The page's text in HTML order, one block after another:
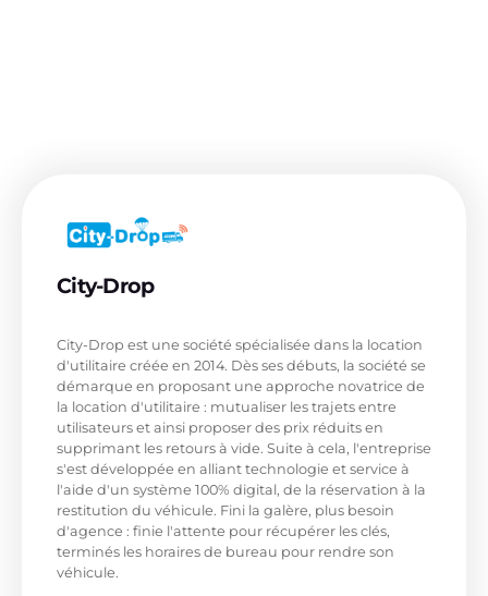
City-Drop
City-Drop est une société spécialisée dans la location
d'utilitaire créée en 2014. Dès ses débuts, la société se
démarque en proposant une approche novatrice de
la location d'utilitaire : mutualiser les trajets entre
utilisateurs et ainsi proposer des prix réduits en
supprimant les retours à vide. Suite à cela, l'entreprise
s'est développée en alliant technologie et service à
l'aide d'un système 100% digital, de la réservation à la
restitution du véhicule. Fini la galère, plus besoin
d'agence : finie l'attente pour récupérer les clés,
terminés les horaires de bureau pour rendre son
véhicule.